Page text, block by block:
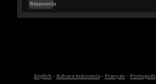
Respuesta
English - Bahasa Indonesia- Français - Português